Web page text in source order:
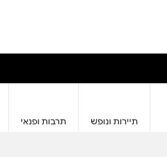
תיירות ונופש תרבות ופנאי